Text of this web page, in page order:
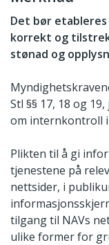
Det bør
korrekt og
stønad og
Stl §§ 17, 18 og
om internkontroll
Plikten til å gi
tjenestene på
nettsider, i
tilgang til NAVs
ulike former for